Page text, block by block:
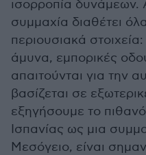
ισορροπία
συμμαχία διαθέτει
περιουσιακά
άμυνα, εμπορικές
απαιτούνται για την
βασίζεται σε
εξηγήσουμε το
Ισπανίας ως μια
Μεσόγειο, είναι